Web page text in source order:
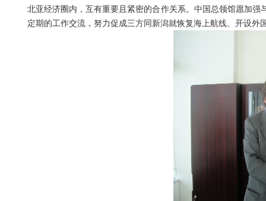
北亚经济圈内，互有重要且紧密的合作关系。中国总领馆愿加
定期的工作交流，努力促成三方同新潟就恢复海上航线、开设